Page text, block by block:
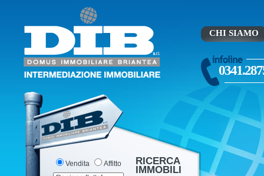
CHI SIAMO
Vendita Affitto RICERCA
IMMOBILI